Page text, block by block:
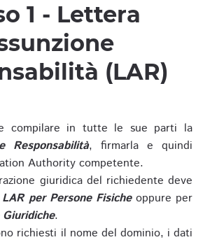
1 - Lettera
(LAR)
compilare in tutte le sue parti la
Responsabilità, firmarla e quindi
Authority competente.
giuridica del richiedente deve
LAR per Persone Fisicheoppure per
.
richiesti il nome del dominio, i dati